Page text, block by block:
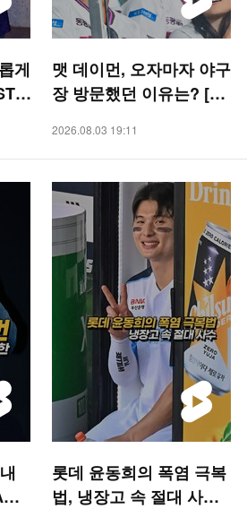
게
맷 데이먼, 오자마자 야구
장 방문했던 이유는? [O!
2026.08.03 19:11
롯데 윤동희의 폭염 극복
법, 냉장고 속 절대 사수